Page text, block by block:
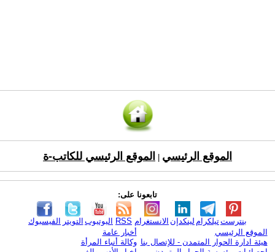
الموقع الرئيسي الموقع الرئيسي للكاتب-ة
تابعونا على:
الفيسبوك التويتر اليوتيوب RSS الانستغرام لينكدإن تيلكرامبنترست
الموقع الرئيسي
هيئة ادارة الحوار المتمدن - للإتصال بنا
أخبار عامة
وكالة أنباء المرأة